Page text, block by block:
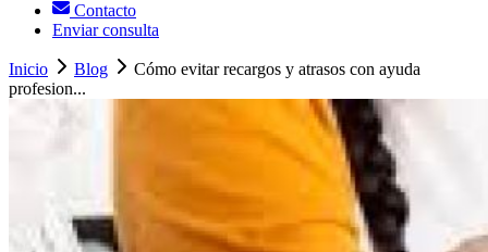
Contacto
Enviar consulta
Inicio Blog
Cómo evitar recargos y atrasos con ayuda
profesion...